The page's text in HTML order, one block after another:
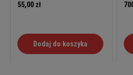
55,00 zł
Dodaj do koszyka